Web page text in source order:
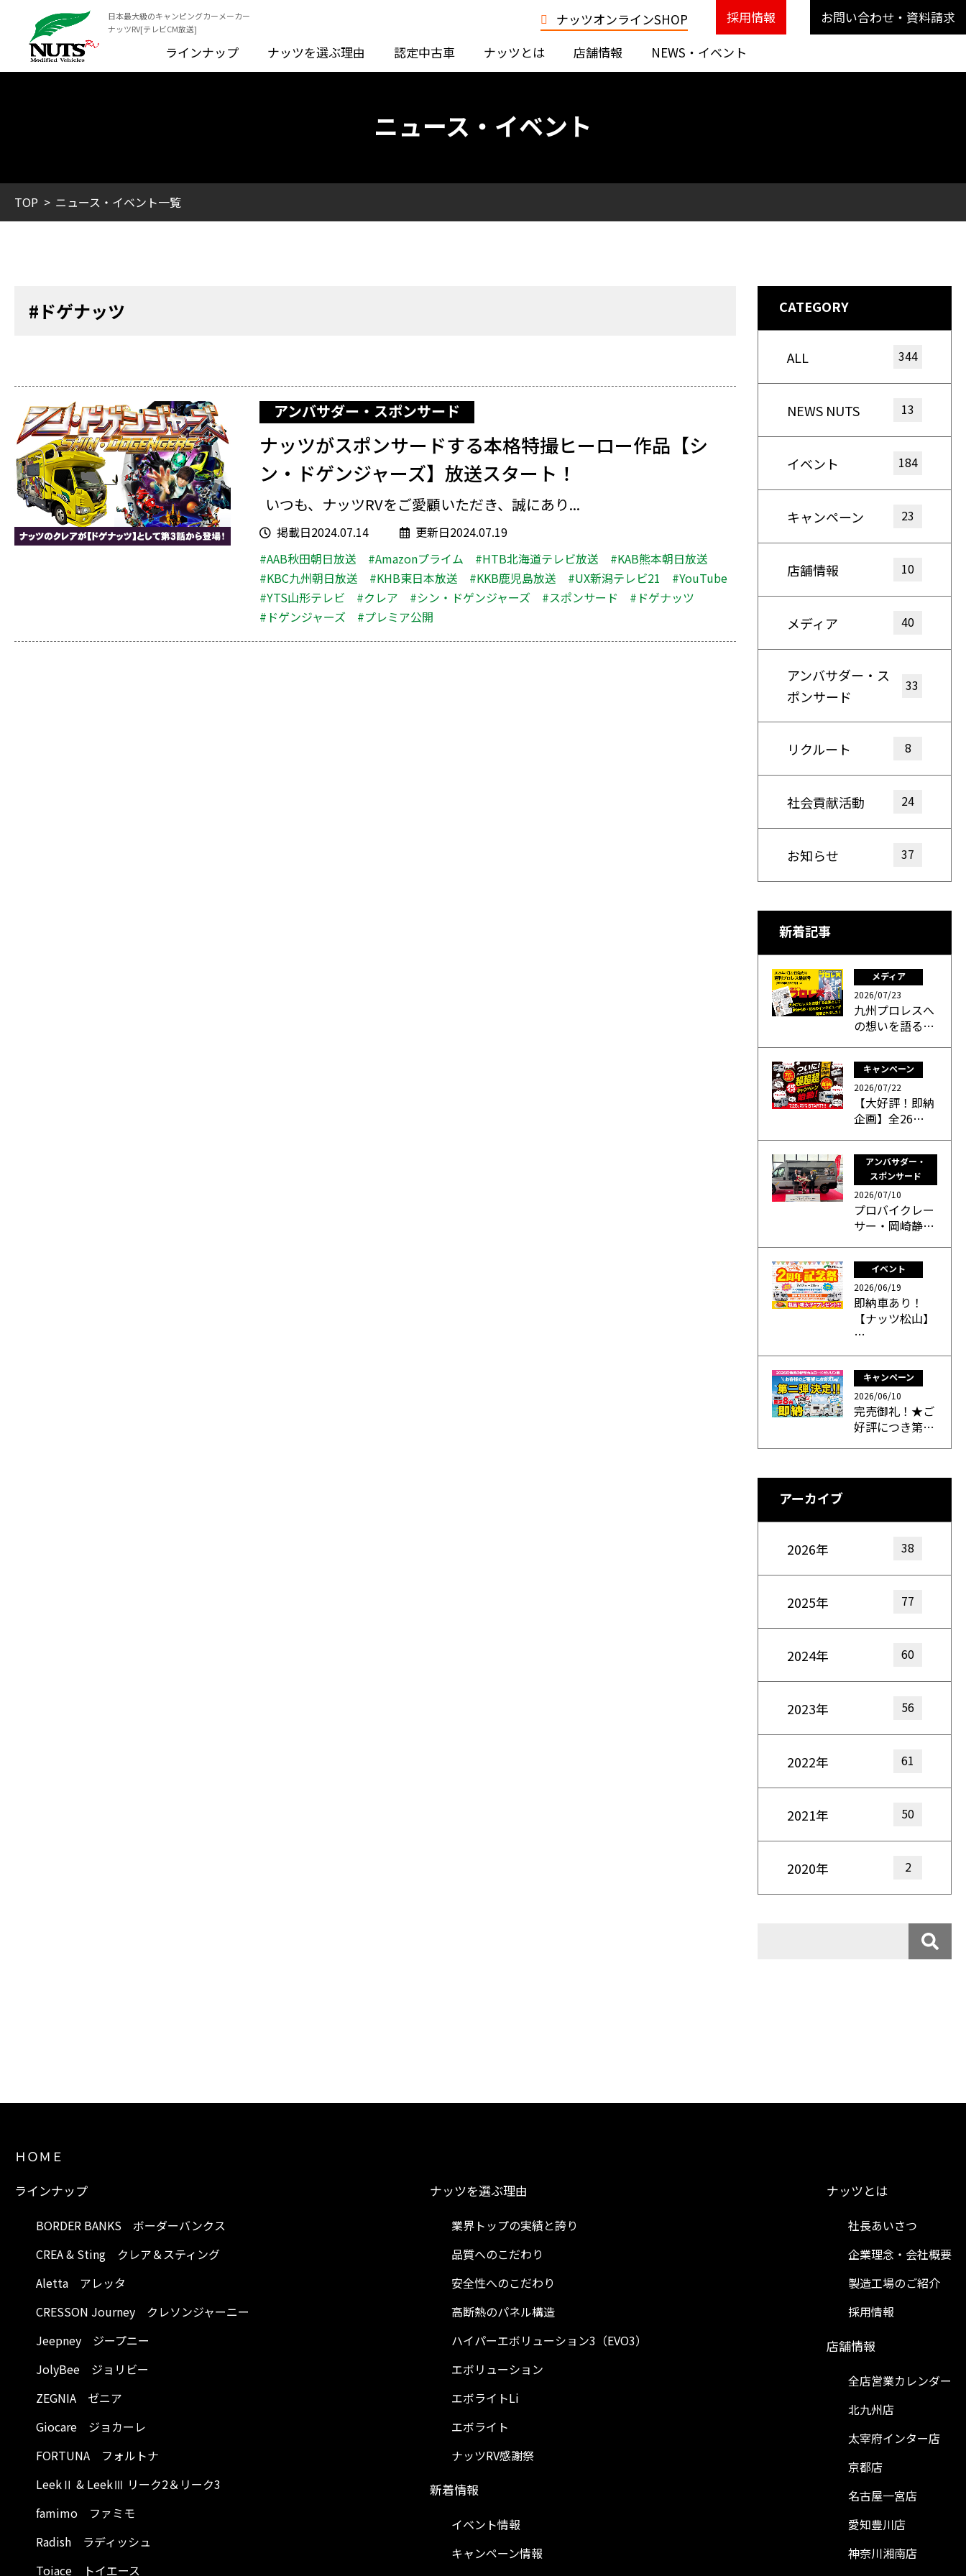
日本最大級のキャンピングカーメーカー
ナッツRV[テレビCM放送]
お問い合わせ・資料請求
ラインナップ
ナッツを選ぶ理由 認定中古車 ナッツとは 店舗情報 NEWS・イベント
ナッツオンラインSHOP 採用情報
ニュース・イベント
TOP ニュース・イベント一覧
#ドゲナッツ
アンバサダー・スポンサード
ナッツがスポンサードする本格特撮ヒーロー作品【シ
ン・ドゲンジャーズ】放送スタート！
いつも、ナッツRVをご愛顧いただき、誠にあり...
掲載日2024.07.14
更新日2024.07.19
#AAB秋田朝日放送
#Amazonプライム #HTB北海道テレビ放送
#KAB熊本朝日放送
#KBC九州朝日放送
#KHB東日本放送 #KKB鹿児島放送 #UX新潟テレビ21
#YouTube
#YTS山形テレビ
#クレア #シン・ドゲンジャーズ #スポンサード
#ドゲナッツ
#ドゲンジャーズ
#プレミア公開
CATEGORY
ALL 344
NEWS NUTS 13
イベント 184
キャンペーン 23
店舗情報 10
メディア 40
アンバサダー・ス
ポンサード
33
リクルート 8
社会貢献活動 24
お知らせ 37
新着記事
メディア
2026/07/23
九州プロレスへ
の想いを語る…
キャンペーン
2026/07/22
【大好評！即納
企画】全26…
アンバサダー・
スポンサード
2026/07/10
プロバイクレー
サー・岡崎静…
イベント
2026/06/19
即納車あり！
【ナッツ松山】
…
キャンペーン
2026/06/10
完売御礼！★ご
好評につき第…
アーカイブ
2026年 38
2025年 77
2024年 60
2023年 56
2022年 61
2021年 50
2020年 2
ＨＯＭＥ
ラインナップ
BORDER BANKS ボーダーバンクス
CREA & Sting クレア＆スティング
Aletta アレッタ
CRESSON Journey クレソンジャーニー
Jeepney ジープニー
JolyBee ジョリビー
ZEGNIA ゼニア
Giocare ジョカーレ
FORTUNA フォルトナ
LeekⅡ & LeekⅢ リーク2＆リーク3
famimo ファミモ
Radish ラディッシュ
Toiace トイエース
ナッツを選ぶ理由
業界トップの実績と誇り
品質へのこだわり
安全性へのこだわり
高断熱のパネル構造
ハイパーエボリューション3（EVO3）
エボリューション
エボライトLi
エボライト
ナッツRV感謝祭
新着情報
イベント情報
キャンペーン情報
ナッツとは
社長あいさつ
企業理念・会社概要
製造工場のご紹介
採用情報
店舗情報
全店営業カレンダー
北九州店
太宰府インター店
京都店
名古屋一宮店
愛知豊川店
神奈川湘南店